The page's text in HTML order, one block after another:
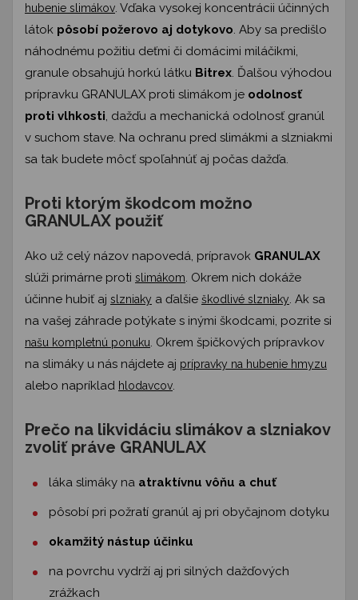
hubenie slimákov. Vďaka vysokej koncentrácii účinných
látok pôsobí požerovo aj dotykovo. Aby sa predišlo
náhodnému požitiu deťmi či domácimi miláčikmi,
granule obsahujú horkú látku Bitrex. Ďalšou výhodou
prípravku GRANULAX proti slimákom je odolnosť
proti vlhkosti, dažďu a mechanická odolnosť granúl
v suchom stave. Na ochranu pred slimákmi a slzniakmi
sa tak budete môcť spoľahnúť aj počas dažďa.
Proti ktorým škodcom možno
GRANULAX použiť
Ako už celý názov napovedá, prípravok GRANULAX
slúži primárne proti slimákom. Okrem nich dokáže
účinne hubiť aj slzniaky a ďalšie škodlivé slzniaky. Ak sa
na vašej záhrade potýkate s inými škodcami, pozrite si
našu kompletnú ponuku. Okrem špičkových prípravkov
na slimáky u nás nájdete aj prípravky na hubenie hmyzu
alebo napríklad hlodavcov.
Prečo na likvidáciu slimákov a slzniakov
zvoliť práve GRANULAX
láka slimáky na atraktívnu vôňu a chuť
pôsobí pri požratí granúl aj pri obyčajnom dotyku
okamžitý nástup účinku
na povrchu vydrží aj pri silných dažďových
zrážkach